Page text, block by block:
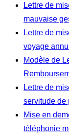
Lettre de
mauvaise
Lettre de
voyage
Modèle de
Lettre de
servitude de
Mise en
téléphonie